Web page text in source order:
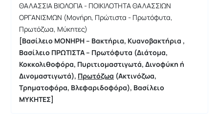
ΘΑΛΑΣΣΙΑ ΒΙΟΛΟΓΙΑ - ΠΟΙΚΙΛΟΤΗΤΑ ΘΑΛΑΣΣΙΩΝ
ΟΡΓΑΝΙΣΜΩΝ (Μονήρη, Πρώτιστα - Πρωτόφυτα,
Πρωτόζωα, Μύκητες)
[Βασίλειο ΜΟΝΗΡΗ – Βακτήρια, Κυανοβακτήρια ,
Βασίλειο ΠΡΩΤΙΣΤΑ – Πρωτόφυτα (Διάτομα,
Κοκκολιθοφόρα, Πυριτιομαστιγωτά, Δινοφύκη ή
Δινομαστιγωτά), Πρωτόζωα (Ακτινόζωα,
Τρηματοφόρα, Βλεφαριδοφόρα), Βασίλειο
ΜΥΚΗΤΕΣ]